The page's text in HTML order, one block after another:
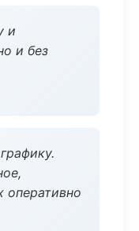
и
и без